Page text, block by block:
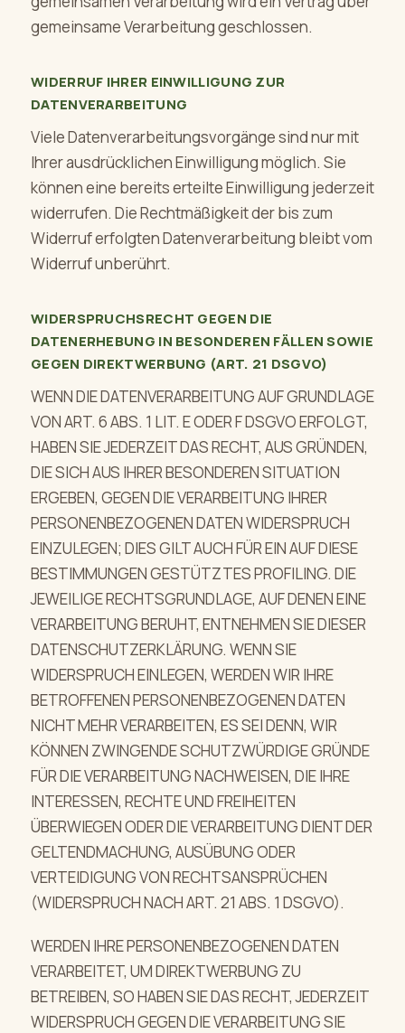
gemeinsame Verarbeitung geschlossen.
WIDERRUF IHRER EINWILLIGUNG ZUR
DATENVERARBEITUNG
Viele Datenverarbeitungsvorgänge sind nur mit
Ihrer ausdrücklichen Einwilligung möglich. Sie
können eine bereits erteilte Einwilligung jederzeit
widerrufen. Die Rechtmäßigkeit der bis zum
Widerruf erfolgten Datenverarbeitung bleibt vom
Widerruf unberührt.
WIDERSPRUCHSRECHT GEGEN DIE
DATENERHEBUNG IN BESONDEREN FÄLLEN SOWIE
GEGEN DIREKTWERBUNG (ART. 21 DSGVO)
WENN DIE DATENVERARBEITUNG AUF GRUNDLAGE
VON ART. 6 ABS. 1 LIT. E ODER F DSGVO ERFOLGT,
HABEN SIE JEDERZEIT DAS RECHT, AUS GRÜNDEN,
DIE SICH AUS IHRER BESONDEREN SITUATION
ERGEBEN, GEGEN DIE VERARBEITUNG IHRER
PERSONENBEZOGENEN DATEN WIDERSPRUCH
EINZULEGEN; DIES GILT AUCH FÜR EIN AUF DIESE
BESTIMMUNGEN GESTÜTZTES PROFILING. DIE
JEWEILIGE RECHTSGRUNDLAGE, AUF DENEN EINE
VERARBEITUNG BERUHT, ENTNEHMEN SIE DIESER
DATENSCHUTZERKLÄRUNG. WENN SIE
WIDERSPRUCH EINLEGEN, WERDEN WIR IHRE
BETROFFENEN PERSONENBEZOGENEN DATEN
NICHT MEHR VERARBEITEN, ES SEI DENN, WIR
KÖNNEN ZWINGENDE SCHUTZWÜRDIGE GRÜNDE
FÜR DIE VERARBEITUNG NACHWEISEN, DIE IHRE
INTERESSEN, RECHTE UND FREIHEITEN
ÜBERWIEGEN ODER DIE VERARBEITUNG DIENT DER
GELTENDMACHUNG, AUSÜBUNG ODER
VERTEIDIGUNG VON RECHTSANSPRÜCHEN
(WIDERSPRUCH NACH ART. 21 ABS. 1 DSGVO).
WERDEN IHRE PERSONENBEZOGENEN DATEN
VERARBEITET, UM DIREKTWERBUNG ZU
BETREIBEN, SO HABEN SIE DAS RECHT, JEDERZEIT
WIDERSPRUCH GEGEN DIE VERARBEITUNG SIE